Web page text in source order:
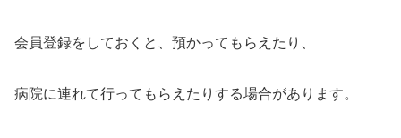
会員登録をしておくと、預かってもらえたり、
病院に連れて行ってもらえたりする場合があります。